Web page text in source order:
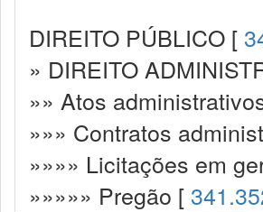
DIREITO PÚBLICO [
» DIREITO
»» Atos
»»» Contratos
»»»» Licitações em
»»»»» Pregão [